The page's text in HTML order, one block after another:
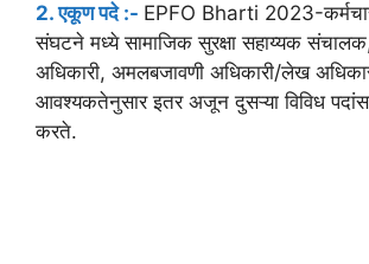
2. एकूण पदे :- EPFO Bharti 2023-कर्मचारी
संघटने मध्ये सामाजिक सुरक्षा सहाय्यक
अधिकारी, अमलबजावणी अधिकारी/लेख
आवश्यकतेनुसार इतर अजून दुसऱ्या विविध
करते.